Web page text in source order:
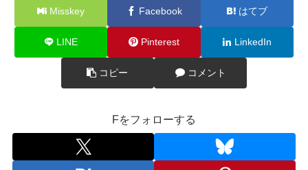
Misskey Facebook はてブ
LINE Pinterest LinkedIn
コピー コメント
Fをフォローする